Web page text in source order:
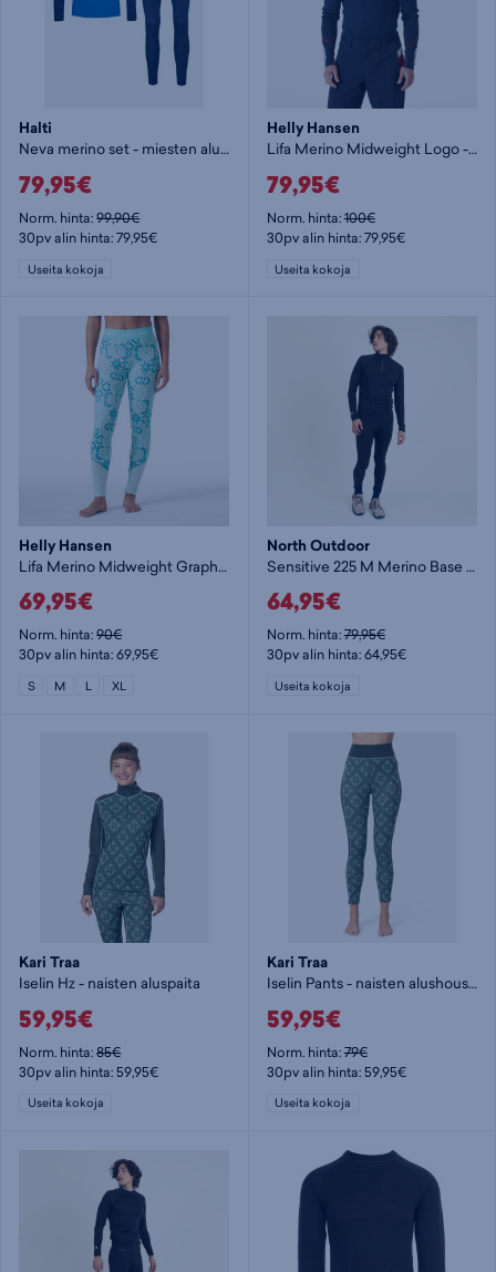
Halti
Neva merino set - miesten aluskerrasto
79,95€
Norm. hinta:99,90€
30pv alin hinta: 79,95€
Useita kokoja
Helly Hansen
Lifa Merino Midweight Logo - miesten aluspaita
79,95€
Norm. hinta:100€
30pv alin hinta: 79,95€
Useita kokoja
Helly Hansen
Lifa Merino Midweight Graphic Pant - naisten alushousut
69,95€
Norm. hinta:90€
30pv alin hinta: 69,95€
S M L XL
North Outdoor
Sensitive 225 M Merino Base Layer Zip Shirt - miesten aluspaita
64,95€
Norm. hinta:79,95€
30pv alin hinta: 64,95€
Useita kokoja
Kari Traa
Iselin Hz - naisten aluspaita
59,95€
Norm. hinta:85€
30pv alin hinta: 59,95€
Useita kokoja
Kari Traa
Iselin Pants - naisten alushousut
59,95€
Norm. hinta:79€
30pv alin hinta: 59,95€
Useita kokoja